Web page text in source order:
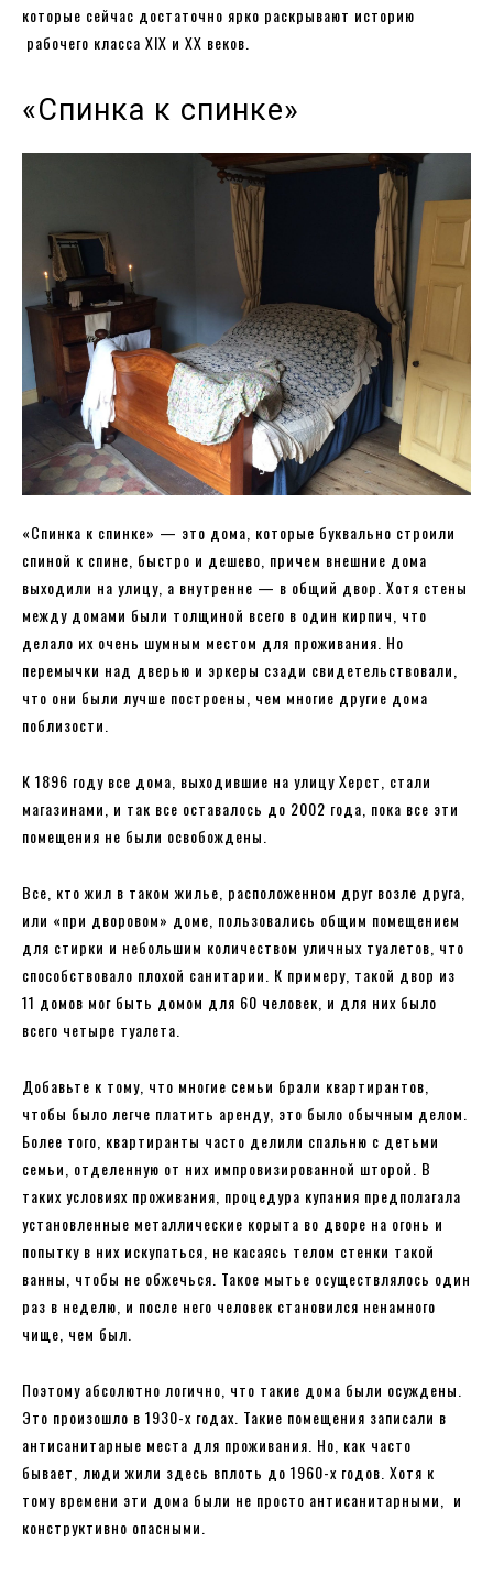
которые сейчас достаточно ярко раскрывают историю
рабочего класса XIX и XX веков.
«Спинка к спинке»
«Спинка к спинке» — это дома, которые буквально строили
спиной к спине, быстро и дешево, причем внешние дома
выходили на улицу, а внутренне — в общий двор. Хотя стены
между домами были толщиной всего в один кирпич, что
делало их очень шумным местом для проживания. Но
перемычки над дверью и эркеры сзади свидетельствовали,
что они были лучше построены, чем многие другие дома
поблизости.
К 1896 году все дома, выходившие на улицу Херст, стали
магазинами, и так все оставалось до 2002 года, пока все эти
помещения не были освобождены.
Все, кто жил в таком жилье, расположенном друг возле друга,
или «при дворовом» доме, пользовались общим помещением
для стирки и небольшим количеством уличных туалетов, что
способствовало плохой санитарии. К примеру, такой двор из
11 домов мог быть домом для 60 человек, и для них было
всего четыре туалета.
Добавьте к тому, что многие семьи брали квартирантов,
чтобы было легче платить аренду, это было обычным делом.
Более того, квартиранты часто делили спальню с детьми
семьи, отделенную от них импровизированной шторой. В
таких условиях проживания, процедура купания предполагала
установленные металлические корыта во дворе на огонь и
попытку в них искупаться, не касаясь телом стенки такой
ванны, чтобы не обжечься. Такое мытье осуществлялось один
раз в неделю, и после него человек становился ненамного
чище, чем был.
Поэтому абсолютно логично, что такие дома были осуждены.
Это произошло в 1930-х годах. Такие помещения записали в
антисанитарные места для проживания. Но, как часто
бывает, люди жили здесь вплоть до 1960-х годов. Хотя к
тому времени эти дома были не просто антисанитарными, и
конструктивно опасными.